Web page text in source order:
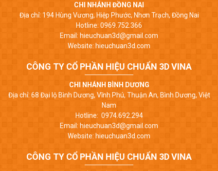
CHI NHÁNH ĐỒNG NAI
Địa chỉ: 194 Hùng Vương, Hiệp Phước, Nhơn Trạch, Đồng Nai
Hotline: 0969.752.366
Email: hieuchuan3d@gmail.com
Website: hieuchuan3d.com
CÔNG TY CỔ PHẦN HIỆU CHUẨN 3D VINA
CHI NHÁNH BÌNH DƯƠNG
Địa chỉ: 68 Đại lộ Bình Dương, Vĩnh Phú, Thuận An, Bình Dương, Việt
Nam
Hotline: 0974.692.294
Email: hieuchuan3d@gmail.com
Website: hieuchuan3d.com
CÔNG TY CỔ PHẦN HIỆU CHUẨN 3D VINA